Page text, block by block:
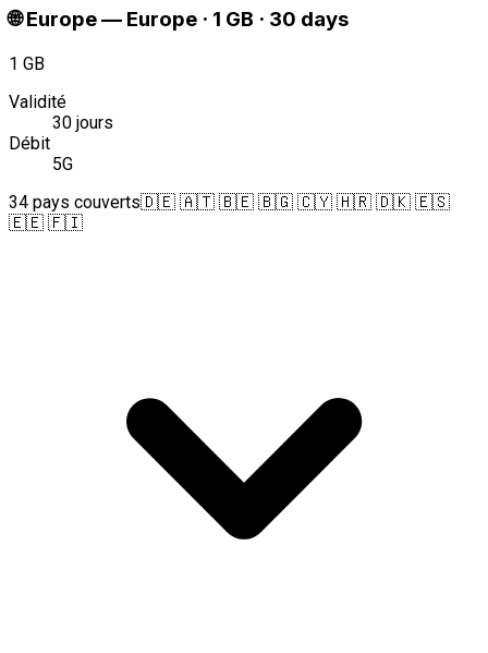
🌐 Europe— Europe · 1 GB · 30 days
1 GB
Validité
30 jours
Débit
5G
34 pays couverts🇩🇪 🇦🇹 🇧🇪 🇧🇬 🇨🇾 🇭🇷 🇩🇰 🇪🇸
🇪🇪 🇫🇮